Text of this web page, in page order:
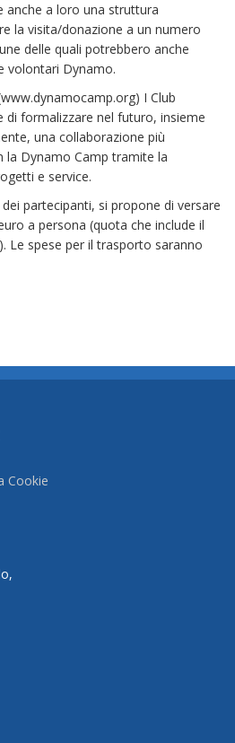
anche a loro una struttura
la visita/donazione a un numero
delle quali potrebbero anche
volontari Dynamo.
I Club
di formalizzare nel futuro, insieme
una collaborazione più
la Dynamo Camp tramite la
e service.
partecipanti, si propone di versare
a persona (quota che include il
Le spese per il trasporto saranno
Cookie